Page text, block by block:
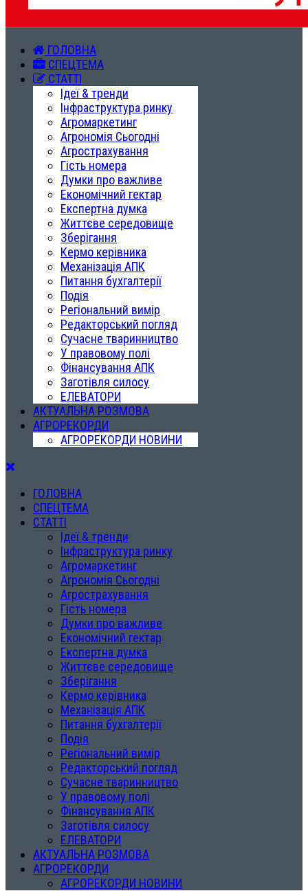
ГОЛОВНА
СПЕЦТЕМА
СТАТТІ
Ідеї & тренди
Інфраструктура ринку
Агромаркетинг
Агрономія Сьогодні
Агрострахування
Гість номера
Думки про важливе
Економічний гектар
Експертна думка
Життєве середовище
Зберігання
Кермо керівника
Механізація АПК
Питання бухгалтерії
Подія
Регіональний вимір
Редакторський погляд
Сучасне тваринництво
У правовому полі
Фінансування АПК
Заготівля силосу
ЕЛЕВАТОРИ
АКТУАЛЬНА РОЗМОВА
АГРОРЕКОРДИ
АГРОРЕКОРДИ НОВИНИ
ГОЛОВНА
СПЕЦТЕМА
СТАТТІ
Ідеї & тренди
Інфраструктура ринку
Агромаркетинг
Агрономія Сьогодні
Агрострахування
Гість номера
Думки про важливе
Економічний гектар
Експертна думка
Життєве середовище
Зберігання
Кермо керівника
Механізація АПК
Питання бухгалтерії
Подія
Регіональний вимір
Редакторський погляд
Сучасне тваринництво
У правовому полі
Фінансування АПК
Заготівля силосу
ЕЛЕВАТОРИ
АКТУАЛЬНА РОЗМОВА
АГРОРЕКОРДИ
АГРОРЕКОРДИ НОВИНИ